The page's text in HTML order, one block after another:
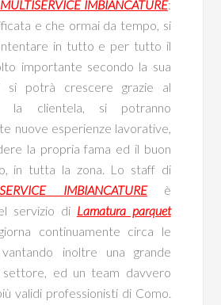
IMBIANCATURE:
e che ormai da tempo, si
in tutto e per tutto il
importante secondo la sua
si potrà crescere grazie al
la clientela, si potranno
nuove esperienze lavorative,
la propria fama ed il buon
in tutta la zona. Lo staff di
IMBIANCATUREè
servizio di Lamatura parquet
continuamente circa le
inoltre una grande
settore, ed un team davvero
validi professionisti di Como.